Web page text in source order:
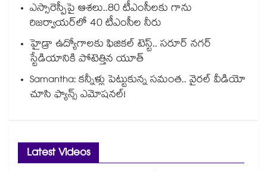
ఎస్సారెస్పీపై ఆశలు..80 టీఎంసీలకు గాను
రిజర్వాయర్‌‌‌‌‌‌‌‌‌‌‌‌‌‌‌‌లో 40 టీఎంసీల నీరు
హైడ్రా ఉద్యోగాలకు ఫిజికల్ టెస్ట్.. సరూర్ నగర్
స్టేడియానికి పోటెత్తిన యూత్
Samantha: కన్నీళ్లు పెట్టుకున్న సమంత.. వైరల్ వీడియో
చూసి ఫ్యాన్స్ ఎమోషనల్!
Latest Videos